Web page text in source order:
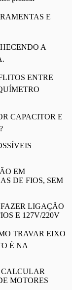
E
A
ENTRE
CAPACITOR E
EM
DE FIOS, SEM
LIGAÇÃO
E 127V/220V
TRAVAR EIXO
É NA
MOTORES